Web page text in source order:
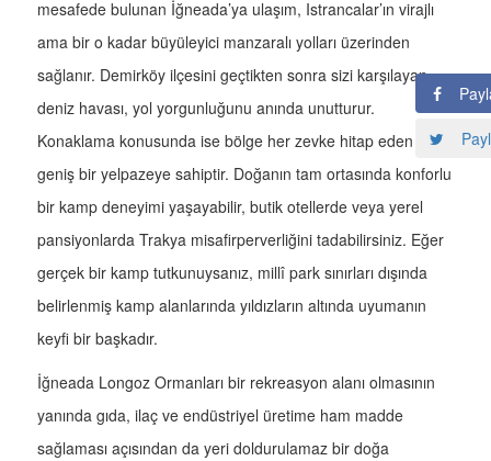
mesafede bulunan İğneada’ya ulaşım, Istrancalar’ın virajlı
ama bir o kadar büyüleyici manzaralı yolları üzerinden
sağlanır. Demirköy ilçesini geçtikten sonra sizi karşılayan
deniz havası, yol yorgunluğunu anında unutturur.
Konaklama konusunda ise bölge her zevke hitap eden
geniş bir yelpazeye sahiptir. Doğanın tam ortasında konforlu
bir kamp deneyimi yaşayabilir, butik otellerde veya yerel
pansiyonlarda Trakya misafirperverliğini tadabilirsiniz. Eğer
gerçek bir kamp tutkunuysanız, millî park sınırları dışında
belirlenmiş kamp alanlarında yıldızların altında uyumanın
keyfi bir başkadır.
İğneada Longoz Ormanları bir rekreasyon alanı olmasının
yanında gıda, ilaç ve endüstriyel üretime ham madde
sağlaması açısından da yeri doldurulamaz bir doğa